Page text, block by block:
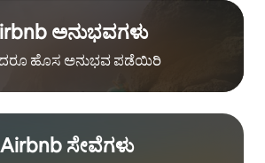
ಅನುಭವಗಳು
ಹೊಸ ಅನುಭವ ಪಡೆಯಿರಿ
Airbnb ಸೇವೆಗಳು